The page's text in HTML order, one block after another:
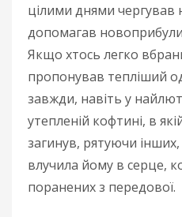
цілими днями чергував
допомагав
Якщо хтось легко
пропонував тепліший
завжди, навіть у
утепленій кофтині, в
загинув, рятуючи
влучила йому в серце,
поранених з передової.